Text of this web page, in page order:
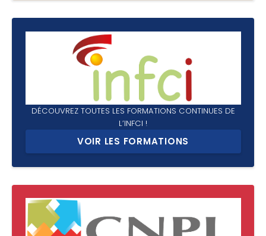
DÉCOUVREZ TOUTES LES FORMATIONS CONTINUES DE
L’INFCI !
VOIR LES FORMATIONS